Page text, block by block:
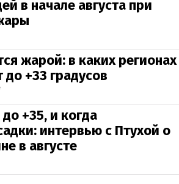
в начале августа при
жарой: в каких регионах
до +33 градусов
+35, и когда
интервью с Птухой о
в августе